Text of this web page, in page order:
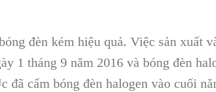
đèn kém hiệu quả. Việc sản xuất
1 tháng 9 năm 2016 và bóng đèn
cấm bóng đèn halogen vào cuối